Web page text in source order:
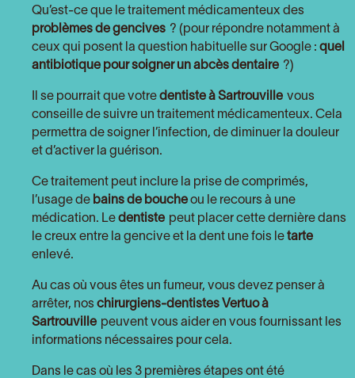
Qu’est-ce que le traitement médicamenteux des
problèmes de gencives ? (pour répondre notamment à
ceux qui posent la question habituelle sur Google : quel
antibiotique pour soigner un abcès dentaire ?)
Il se pourrait que votre dentiste à Sartrouville vous
conseille de suivre un traitement médicamenteux. Cela
permettra de soigner l’infection, de diminuer la douleur
et d’activer la guérison.
Ce traitement peut inclure la prise de comprimés,
l’usage de bains de bouche ou le recours à une
médication. Le dentiste peut placer cette dernière dans
le creux entre la gencive et la dent une fois le tarte
enlevé.
Au cas où vous êtes un fumeur, vous devez penser à
arrêter, nos chirurgiens-dentistes Vertuo à
Sartrouville peuvent vous aider en vous fournissant les
informations nécessaires pour cela.
Dans le cas où les 3 premières étapes ont été